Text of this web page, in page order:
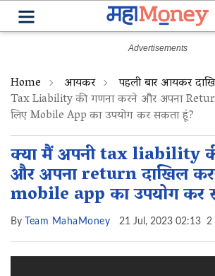
Home आयकर पहली बार आयकर
Tax Liability की गणना करने और अपना
लिए Mobile App का उपयोग कर सकता हूं?
क्या मैं अपनी tax liability
और अपना return दाखिल
mobile app का उपयोग कर
By Team MahaMoney 21 Jul, 2023 02:13 2